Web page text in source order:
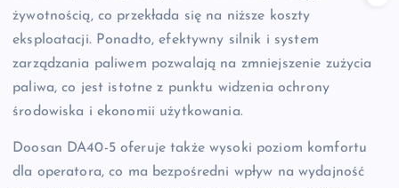
żywotnością, co przekłada się na niższe koszty
eksploatacji. Ponadto, efektywny silnik i system
zarządzania paliwem pozwalają na zmniejszenie zużycia
paliwa, co jest istotne z punktu widzenia ochrony
środowiska i ekonomii użytkowania.
Doosan DA40-5 oferuje także wysoki poziom komfortu
dla operatora, co ma bezpośredni wpływ na wydajność